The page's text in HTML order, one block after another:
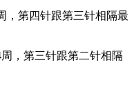
，第四针跟第三针相隔最
，第三针跟第二针相隔